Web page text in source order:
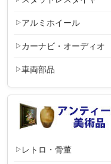
アルミホイール
カーナビ・オーディオ
車両部品
レトロ・骨董